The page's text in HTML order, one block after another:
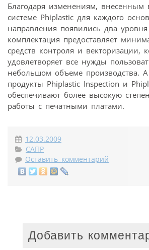
Благодаря изменениям,
системе Phiplastic для каждого
направления появились два уровня
комплектация предоставляет
средств контроля и векторизации,
удовлетворяет все нужды
небольшом объеме производства.
продукты Phiplastic Inspection и
обеспечивают более высокую
работы с печатными платами.
12.03.2009
САПР
Оставить комментарий
Добавить